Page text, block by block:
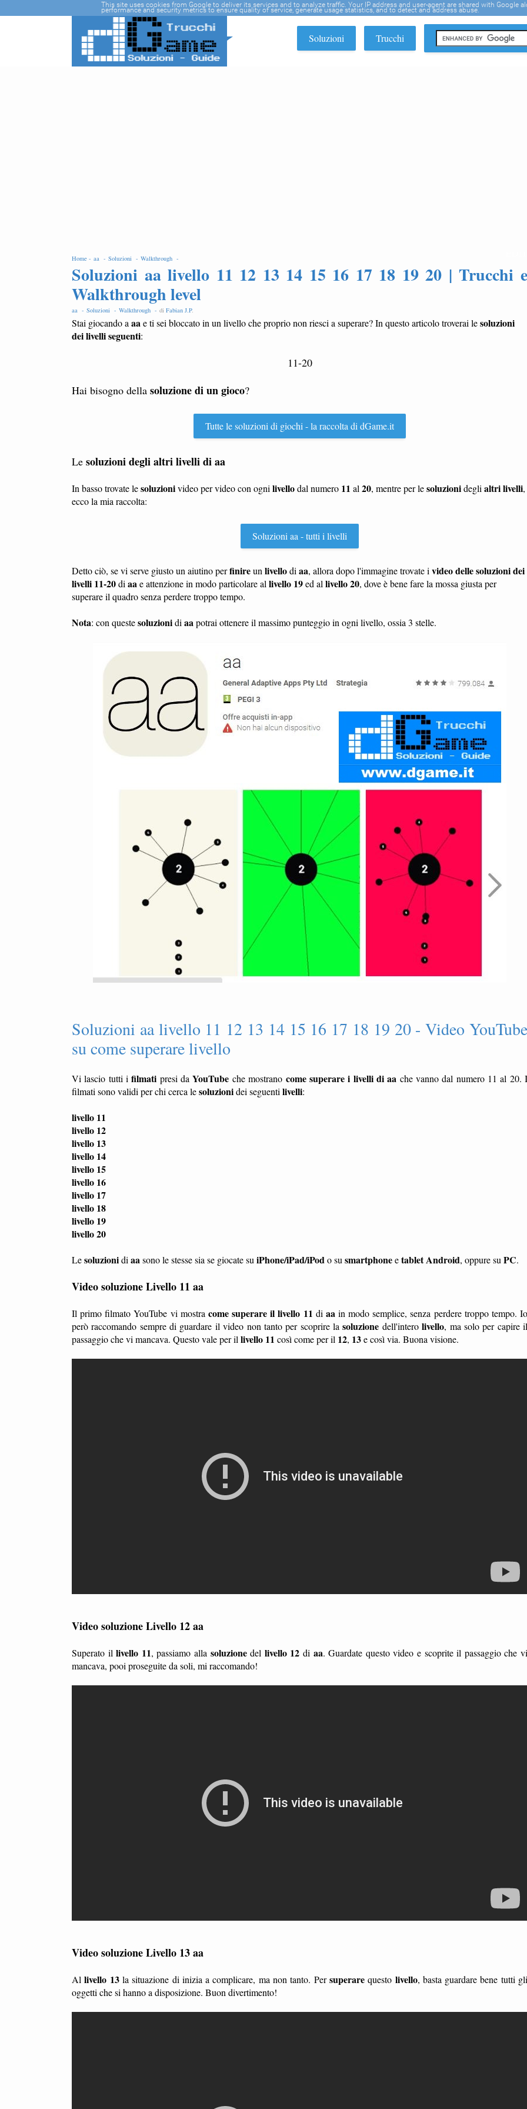
Soluzioni Trucchi
Home - aa - Soluzioni - Walkthrough -
Soluzioni aa livello 11 12 13 14 15 16 17 18 19 20 | Trucchi e
Walkthrough level
aa - Soluzioni - Walkthrough - di Fabian J.P.
Stai giocando a aae ti sei bloccato in un livello che proprio non riesci a superare? In questo articolo troverai lesoluzioni
dei livelli seguenti:
11-20
Hai bisogno della soluzione di un gioco?
Tutte le soluzioni di giochi - la raccolta di dGame.it
Le soluzioni degli altri livelli di aa
In basso trovate lesoluzionivideo per video con ogni livellodal numero 11 al 20, mentre per lesoluzionidegli altri livelli,
ecco la mia raccolta:
Soluzioni aa - tutti i livelli
Detto ciò, se vi serve giusto un aiutino perfinireun livellodi aa, allora dopo l'immagine trovate i video delle soluzioni dei
livelli 11-20di aae attenzione in modo particolare al livello 19ed al livello 20, dove è bene fare la mossa giusta per
superare il quadro senza perdere troppo tempo.
Nota: con questesoluzionidi aapotrai ottenere il massimo punteggio in ogni livello, ossia 3 stelle.
Soluzioni aa livello 11 12 13 14 15 16 17 18 19 20 - Video YouTube
su come superare livello
Vi lascio tutti ifilmati presi daYouTube che mostrano come superare i livelli di aa che vanno dal numero 11 al 20.
filmati sono validi per chi cerca lesoluzionidei seguenti livelli:
livello 11
livello 12
livello 13
livello 14
livello 15
livello 16
livello 17
livello 18
livello 19
livello 20
Lesoluzionidi aasono le stesse sia se giocate su iPhone/iPad/iPodo su smartphoneetabletAndroid, oppure su PC.
Video soluzione Livello 11 aa
Il primo filmato YouTube vi mostra come superare il livello 11 di aa in modo semplice, senza perdere troppo tempo.
però raccomando sempre di guardare il video non tanto per scoprire lasoluzione dell'interolivello, ma solo per capire
passaggio che vi mancava. Questo vale per il livello 11 così come per il 12, 13e così via. Buona visione.
Video soluzione Livello 12 aa
Superato illivello 11, passiamo alla soluzionedel livello 12 di aa. Guardate questo video e scoprite il passaggio che
mancava, pooi proseguite da soli, mi raccomando!
Video soluzione Livello 13 aa
Allivello 13la situazione di inizia a complicare, ma non tanto. Persuperarequesto livello, basta guardare bene tutti
oggetti che si hanno a disposizione. Buon divertimento!
This site uses cookies from Google to deliver its services and to analyze traffic. Your IP address and user-agent are shared with Google
performance and security metrics to ensure quality of service, generate usage statistics, and to detect and address abuse.